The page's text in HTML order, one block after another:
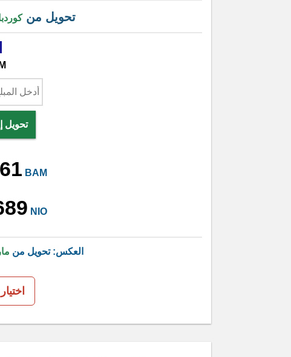
تحويل من
تحويل
BAM
NIO
العكس: تحويل من